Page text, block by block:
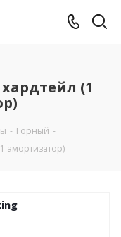
(1
- Горный -
амортизатор)